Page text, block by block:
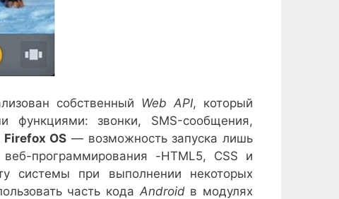
собственный Web API, который
функциями: звонки, SMS-сообщения,
Firefox OS — возможность запуска лишь
программирования -HTML5, CSS и
системы при выполнении некоторых
часть кода Androidв модулях